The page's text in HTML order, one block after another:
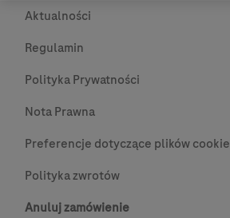
Aktualności
Regulamin
Polityka Prywatności
Nota Prawna
Preferencje dotyczące plików cookie
Polityka zwrotów
Anuluj zamówienie